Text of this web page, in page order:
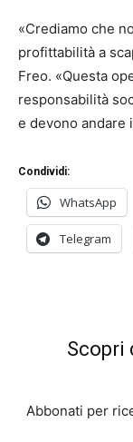
«Crediamo che
profittabilità a
Freo. «Questa
responsabilità
e devono andare
Condividi:
WhatsApp
Telegram
Scopri
Abbonati per